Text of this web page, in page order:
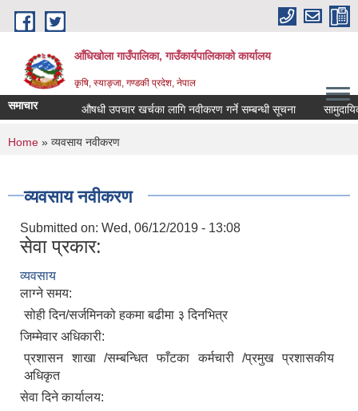
Skip to main content
आँधिखोला गाउँपालिका, गाउँकार्यपालिकाको कार्यालय
कृषि, स्याङ्जा, गण्डकी प्रदेश, नेपाल
समाचार औषधी उपचार खर्चका लागि नवीकरण गर्ने सम्बन्धी सूचना
You are here
Home » व्यवसाय नवीकरण
व्यवसाय नवीकरण
Submitted on: Wed, 06/12/2019 - 13:08
सेवा प्रकार:
व्यवसाय
लाग्ने समय:
सोही दिन/सर्जमिनको हकमा बढीमा ३ दिनभित्र
जिम्मेवार अधिकारी:
प्रशासन शाखा /सम्बन्धित फाँटका कर्मचारी /प्रमुख प्रशासकीय
अधिकृत
सेवा दिने कार्यालय: